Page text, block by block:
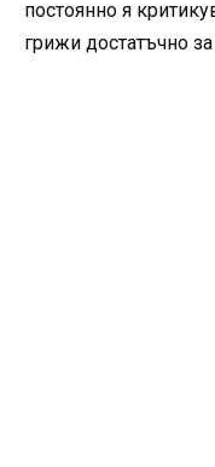
постоянно я
грижи достатъчно за